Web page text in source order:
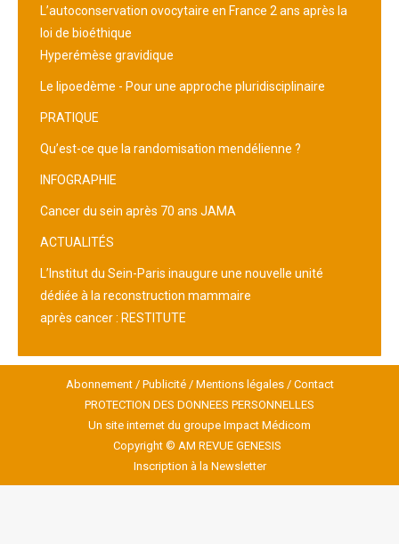
L’autoconservation ovocytaire en France 2 ans après la
loi de bioéthique
Hyperémèse gravidique
Le lipoedème - Pour une approche pluridisciplinaire
PRATIQUE
Qu’est-ce que la randomisation mendélienne ?
INFOGRAPHIE
Cancer du sein après 70 ans JAMA
ACTUALITÉS
L’Institut du Sein-Paris inaugure une nouvelle unité
dédiée à la reconstruction mammaire
après cancer : RESTITUTE
Abonnement/ Publicité/ Mentions légales/ Contact
PROTECTION DES DONNEES PERSONNELLES
Un site internet du groupe Impact Médicom
Copyright © AM REVUE GENESIS
Inscription à la Newsletter